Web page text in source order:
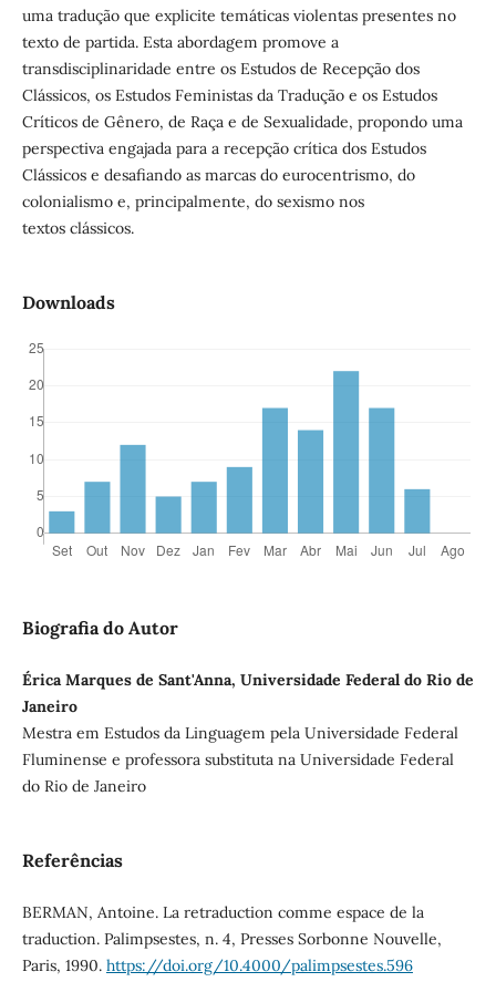
uma tradução que explicite temáticas violentas presentes no
texto de partida. Esta abordagem promove a
transdisciplinaridade entre os Estudos de Recepção dos
Clássicos, os Estudos Feministas da Tradução e os Estudos
Críticos de Gênero, de Raça e de Sexualidade, propondo uma
perspectiva engajada para a recepção crítica dos Estudos
Clássicos e desafiando as marcas do eurocentrismo, do
colonialismo e, principalmente, do sexismo nos
textos clássicos.
Downloads
Biografia do Autor
Érica Marques de Sant'Anna, Universidade Federal do Rio de
Janeiro
Mestra em Estudos da Linguagem pela Universidade Federal
Fluminense e professora substituta na Universidade Federal
do Rio de Janeiro
Referências
BERMAN, Antoine. La retraduction comme espace de la
traduction. Palimpsestes, n. 4, Presses Sorbonne Nouvelle,
Paris, 1990. https://doi.org/10.4000/palimpsestes.596